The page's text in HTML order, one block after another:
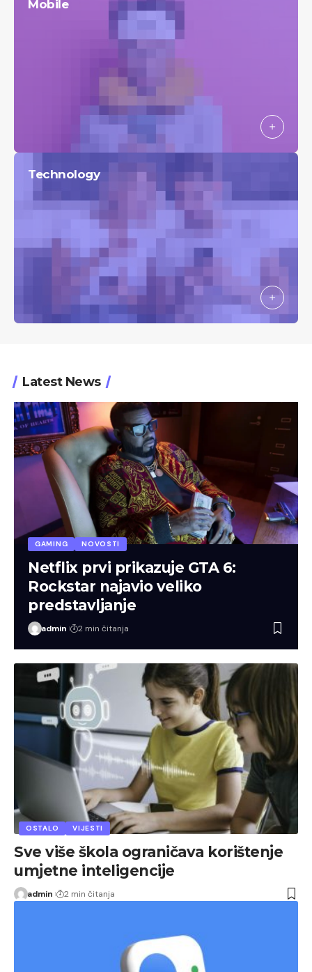
Mobile
Technology
Latest News
GAMING NOVOSTI
Netflix prvi prikazuje GTA 6:
Rockstar najavio veliko
predstavljanje
admin 2 min čitanja
OSTALO VIJESTI
Sve više škola ograničava korištenje
umjetne inteligencije
admin 2 min čitanja